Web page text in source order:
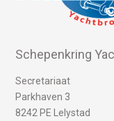
Schepenkring
Secretariaat
Parkhaven 3
8242 PE Lelystad